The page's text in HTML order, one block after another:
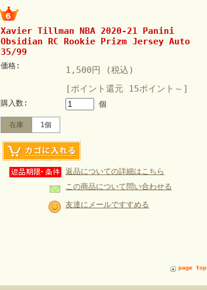
Xavier Tillman NBA 2020-21 Panini
Obsidian RC Rookie Prizm Jersey Auto
35/99
価格:
1,500円 (税込)
[ポイント還元 15ポイント～]
購入数: 個
在庫 1個
返品についての詳細はこちら
この商品について問い合わせる
友達にメールですすめる
page top